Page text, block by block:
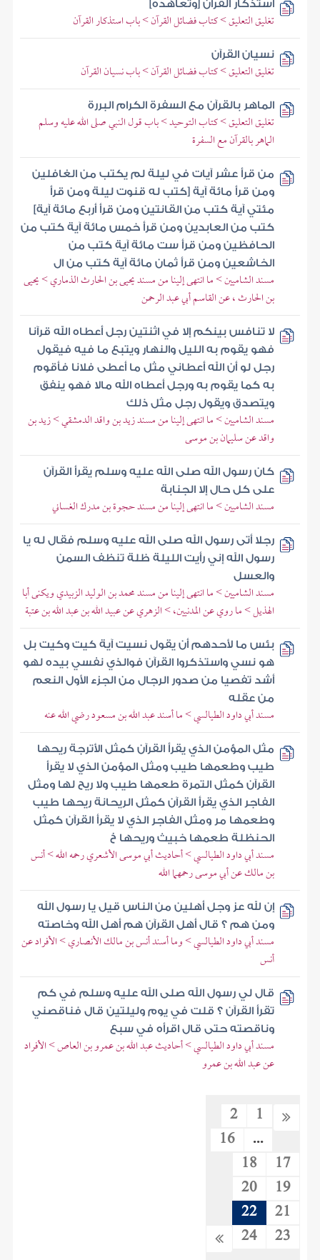
استذكار القرآن [وتعاهده]
تغليق التعليق > كتاب فضائل القرآن > باب استذكار القرآن
نسيان القرآن
تغليق التعليق > كتاب فضائل القرآن > باب نسيان القرآن
الماهر بالقرآن مع السفرة الكرام البررة
تغليق التعليق > كتاب التوحيد > باب قول النبي صلى الله عليه وسلم
الماهر بالقرآن مع السفرة
من قرأ عشر آيات في ليلة لم يكتب من الغافلين
ومن قرأ مائة آية [كتب له قنوت ليلة ومن قرأ
مئتي آية كتب من القانتين ومن قرأ أربع مائة آية]
كتب من العابدين ومن قرأ خمس مائة آية كتب من
الحافظين ومن قرأ ست مائة آية كتب من
الخاشعين ومن قرأ ثمان مائة آية كتب من ال
مسند الشاميين > ما انتهى إلينا من مسند يحيى بن الحارث الذماري > يحيى
بن الحارث ، عن القاسم أبي عبد الرحمن
لا تنافس بينكم إلا في اثنتين رجل أعطاه الله قرآنا
فهو يقوم به الليل والنهار ويتبع ما فيه فيقول
رجل لو أن الله أعطاني مثل ما أعطى فلانا فأقوم
به كما يقوم به ورجل أعطاه الله مالا فهو ينفق
ويتصدق ويقول رجل مثل ذلك
مسند الشاميين > ما انتهى إلينا من مسند زيد بن واقد الدمشقي > زيد بن
واقد عن سليمان بن موسى
كان رسول الله صلى الله عليه وسلم يقرأ القرآن
على كل حال إلا الجنابة
مسند الشاميين > ما انتهى إلينا من مسند حجوة بن مدرك الغساني
رجلا أتى رسول الله صلى الله عليه وسلم فقال له يا
رسول الله إني رأيت الليلة ظلة تنظف السمن
والعسل
مسند الشاميين > ما انتهى إلينا من مسند محمد بن الوليد الزبيدي ويكنى أبا
الهذيل > ما روي عن المدنيين، > الزهري عن عبيد الله بن عبد الله بن عتبة
بئس ما لأحدهم أن يقول نسيت آية كيت وكيت بل
هو نسي واستذكروا القرآن فوالذي نفسي بيده لهو
أشد تفصيا من صدور الرجال من الجزء الأول النعم
من عقله
مسند أبي داود الطيالسي > ما أسند عبد الله بن مسعود رضي الله عنه
مثل المؤمن الذي يقرأ القرآن كمثل الأترجة ريحها
طيب وطعمها طيب ومثل المؤمن الذي لا يقرأ
القرآن كمثل التمرة طعمها طيب ولا ريح لها ومثل
الفاجر الذي يقرأ القرآن كمثل الريحانة ريحها طيب
وطعمها مر ومثل الفاجر الذي لا يقرأ القرآن كمثل
الحنظلة طعمها خبيث وريحها خ
مسند أبي داود الطيالسي > أحاديث أبي موسى الأشعري رحمه الله > أنس
بن مالك عن أبي موسى رحمهما الله
إن لله عز وجل أهلين من الناس قيل يا رسول الله
ومن هم ؟ قال أهل القرآن هم أهل الله وخاصته
مسند أبي داود الطيالسي > وما أسند أنس بن مالك الأنصاري > الأفراد عن
أنس
قال لي رسول الله صلى الله عليه وسلم في كم
تقرأ القرآن ؟ قلت في يوم وليلتين قال فناقصني
وناقصته حتى قال اقرأه في سبع
مسند أبي داود الطيالسي > أحاديث عبد الله بن عمرو بن العاص > الأفراد
عن عبد الله بن عمرو
1
2
...
16
17
18
19
20
21
22
23
24